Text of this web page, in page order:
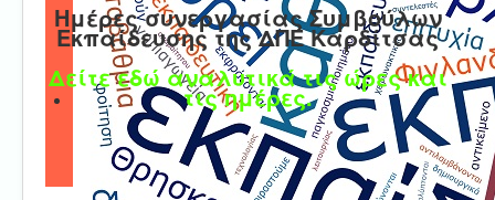
Ημέρες συνεργασίας Συμβούλων
Εκπαίδευσης της ΔΠΕ Καρδίτσας
Δείτε εδώ αναλυτικά τις ώρες και
τις ημέρες.